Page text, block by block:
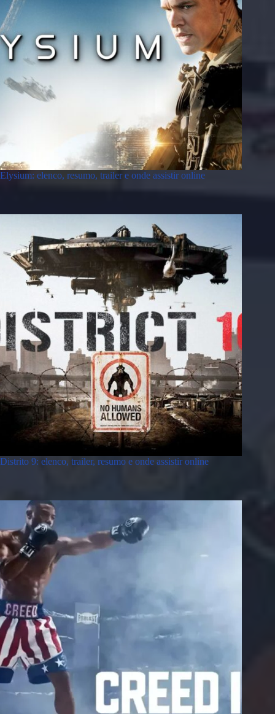
Elysium: elenco, resumo, trailer e onde assistir online
Distrito 9: elenco, trailer, resumo e onde assistir online